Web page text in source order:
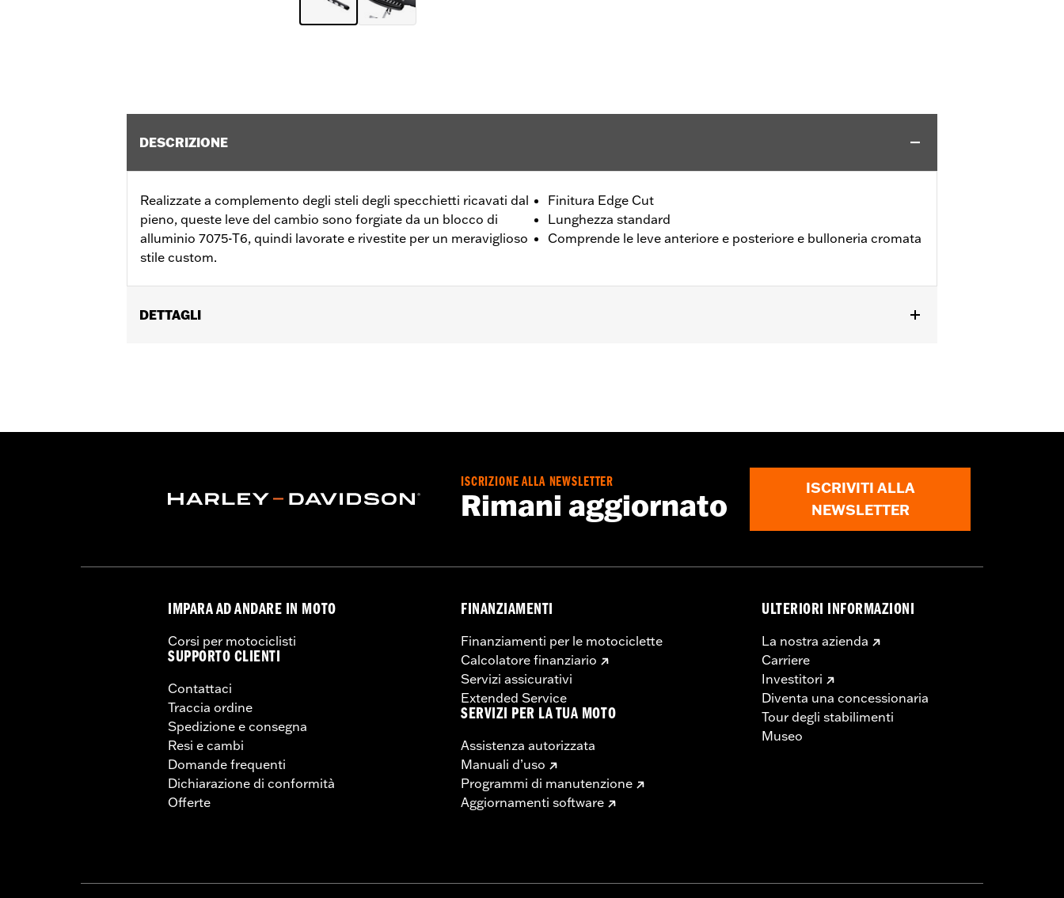
DESCRIZIONE
Realizzate a complemento degli steli degli specchietti ricavati dal
pieno, queste leve del cambio sono forgiate da un blocco di
alluminio 7075-T6, quindi lavorate e rivestite per un meraviglioso
stile custom.
Finitura Edge Cut
Lunghezza standard
Comprende le leve anteriore e posteriore e bulloneria cromata
DETTAGLI
Venduti singolarmente:Ciascuno
www.h-d.com/warrantyfor full details
ISCRIZIONE ALLA NEWSLETTER
Rimani aggiornato
ISCRIVITI ALLA
NEWSLETTER
IMPARA AD ANDARE IN MOTO
Corsi per motociclisti
SUPPORTO CLIENTI
Contattaci
Traccia ordine
Spedizione e consegna
Resi e cambi
Domande frequenti
Dichiarazione di conformità
Offerte
FINANZIAMENTI
Finanziamenti per le motociclette
Calcolatore finanziario
Servizi assicurativi
Extended Service
SERVIZI PER LA TUA MOTO
Assistenza autorizzata
Manuali d’uso
Programmi di manutenzione
Aggiornamenti software
ULTERIORI INFORMAZIONI
La nostra azienda
Carriere
Investitori
Diventa una concessionaria
Tour degli stabilimenti
Museo